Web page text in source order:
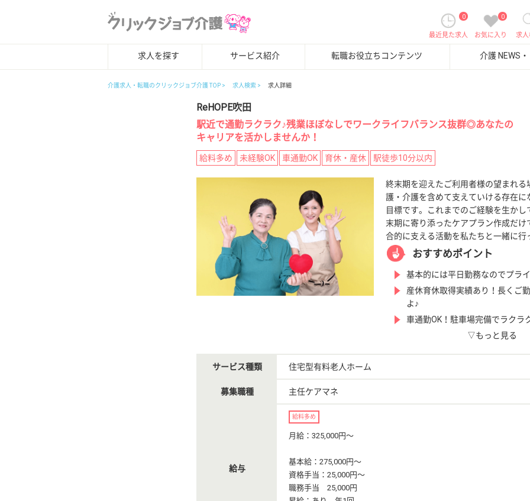
求
0
お気に入り
0
最近見た求人
求人を探す サービス紹介 転職お役立ちコンテンツ 介護 NEWS
介護求人・転職のクリックジョブ介護 TOP 求人検索 求人詳細
ReHOPE吹田
駅近で通勤ラクラク♪残業ほぼなしでワークライフバランス抜群◎あなたの
キャリアを活かしませんか！
給料多め 未経験OK 車通勤OK 育休・産休 駅徒歩10分以内
終末期を迎えたご利用者様の望まれる
護・介護を含めて支えていける存在に
目標です。これまでのご経験を生かし
末期に寄り添ったケアプラン作成だけ
合的に支える活動を私たちと一緒に行
おすすめポイント
基本的には平日勤務なのでプラ
産休育休取得実績あり！長くご
よ♪
車通勤OK！駐車場完備でラクラ
▽もっと見る
サービス種類 住宅型有料老人ホーム
募集職種 主任ケアマネ
給与
給料多め
月給：325,000円〜
基本給：275,000円〜
資格手当：25,000円〜
職務手当 25,000円